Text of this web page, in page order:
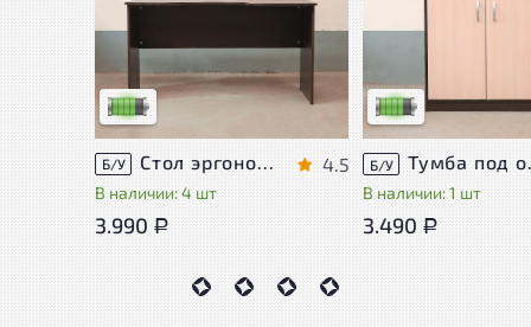
незначительные следы
эксплуатации, не влияющие
на удобство его
использования
Низкая степень износа
Б/У
В наличии: 4 шт
4.5
3.990 Р
незначительные
эксплуатации, не
на удобство его
Низкая степень
Б/У
В наличии: 1 шт
3.490 Р